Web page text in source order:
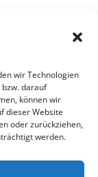
wir Technologien
darauf
können wir
dieser Website
oder zurückziehen,
werden.